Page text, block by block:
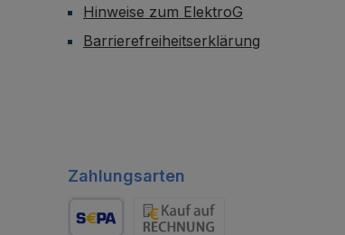
Hinweise zum ElektroG
Barrierefreiheitserklärung
Zahlungsarten